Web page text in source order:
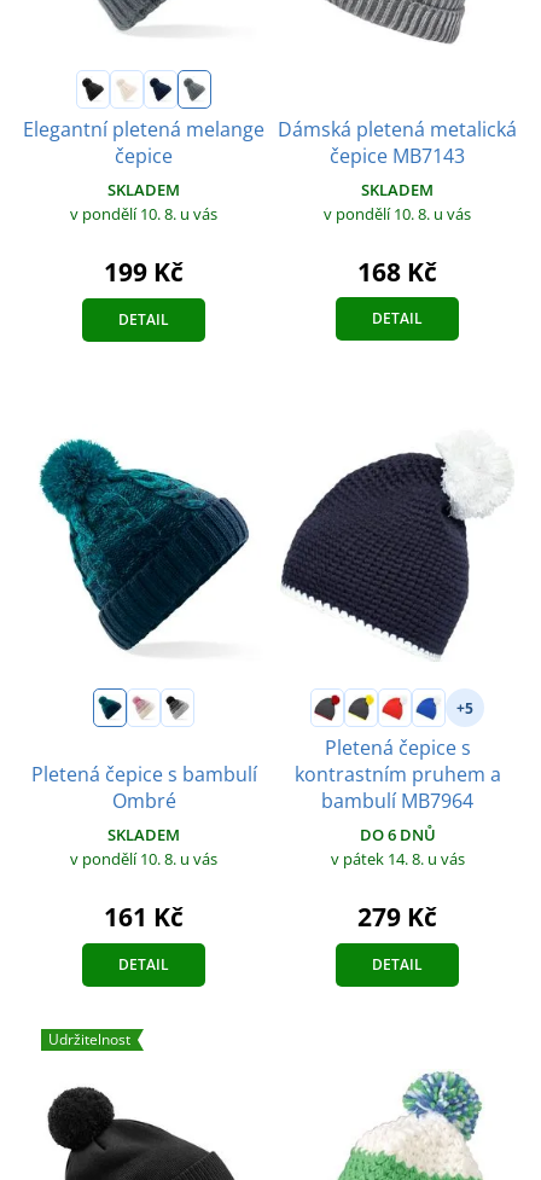
Elegantní pletená melange
čepice
SKLADEM
v pondělí 10. 8. u vás
199 Kč
DETAIL
Dámská pletená metalická
čepice MB7143
SKLADEM
v pondělí 10. 8. u vás
168 Kč
DETAIL
Pletená čepice s bambulí
Ombré
SKLADEM
v pondělí 10. 8. u vás
161 Kč
DETAIL
+5
Pletená čepice s
kontrastním pruhem a
bambulí MB7964
DO 6 DNŮ
v pátek 14. 8. u vás
279 Kč
DETAIL
Udržitelnost